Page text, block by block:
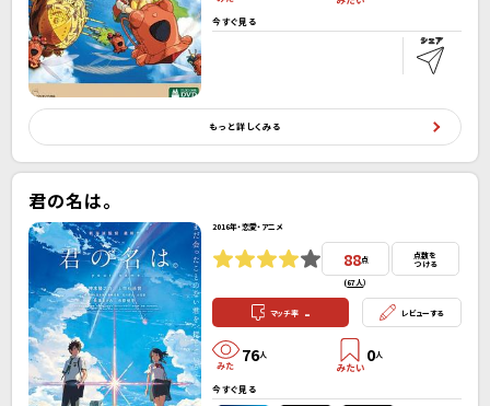
今すぐ見る
もっと詳しくみる
君の名は。
2016年・恋愛・アニメ
88点
(67人）
点数を
つける
マッチ率 - レビューする
76人 0人
今すぐ見る